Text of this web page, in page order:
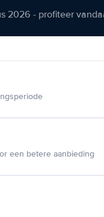
2026 - profiteer
een betere aanbieding